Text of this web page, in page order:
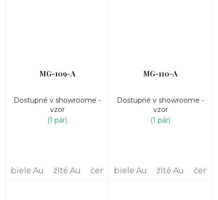
MG-109-A
Dostupné v showroome -
vzor
(1 pár)
biele Au žlté Au červené Au
MG-110-A
Dostupné v showroome -
vzor
(1 pár)
biele Au žlté Au